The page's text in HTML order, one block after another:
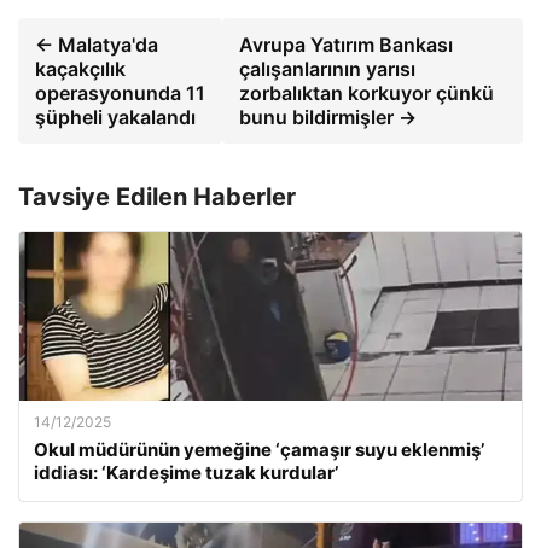
← Malatya'da
kaçakçılık
operasyonunda 11
şüpheli yakalandı
Avrupa Yatırım Bankası
çalışanlarının yarısı
zorbalıktan korkuyor çünkü
bunu bildirmişler →
Tavsiye Edilen Haberler
14/12/2025
Okul müdürünün yemeğine ‘çamaşır suyu eklenmiş’
iddiası: ‘Kardeşime tuzak kurdular’